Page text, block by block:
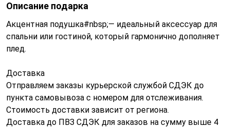
Описание подарка
Акцентная подушка#nbsp;— идеальный аксессуар для
спальни или гостиной, который гармонично дополняет
плед.
Доставка
Отправляем заказы курьерской службой СДЭК до
пункта самовывоза с номером для отслеживания.
Стоимость доставки зависит от региона.
Доставка до ПВЗ СДЭК для заказов на сумму выше 4